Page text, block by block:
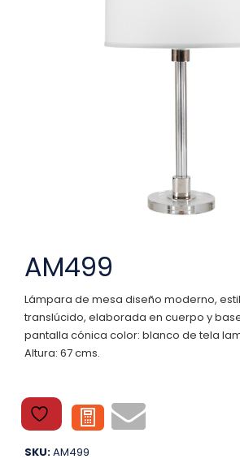
AM499
Lámpara de mesa diseño moderno,
translúcido, elaborada en cuerpo y
pantalla cónica color: blanco de tela
Altura: 67 cms.
SKU:AM499